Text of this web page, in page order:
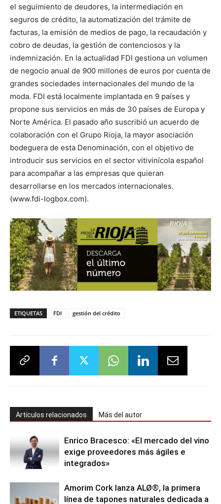
el seguimiento de deudores, la intermediación en
seguros de crédito, la automatización del trámite de
facturas, la emisión de medios de pago, la recaudación y
cobro de deudas, la gestión de contenciosos y la
indemnización. En la actualidad FDI gestiona un volumen
de negocio anual de 900 millones de euros por cuenta de
grandes sociedades internacionales del mundo de la
moda. FDI está localmente implantada en 9 países y
propone sus servicios en más de 30 países de Europa y
Norte América. El pasado año suscribió un acuerdo de
colaboración con el Grupo Rioja, la mayor asociación
bodeguera de esta Denominación, con el objetivo de
introducir sus servicios en el sector vitivinícola español
para acompañar a las empresas que quieran
desarrollarse en los mercados internacionales.
(www.fdi-logbox.com).
ETIQUETAS FDI gestión del crédito
Artículos relacionados Más del autor
Enrico Bracesco: «El mercado del vino
exige proveedores más ágiles e
integrados»
Amorim Cork lanza ALØ®, la primera
línea de tapones naturales dedicada a